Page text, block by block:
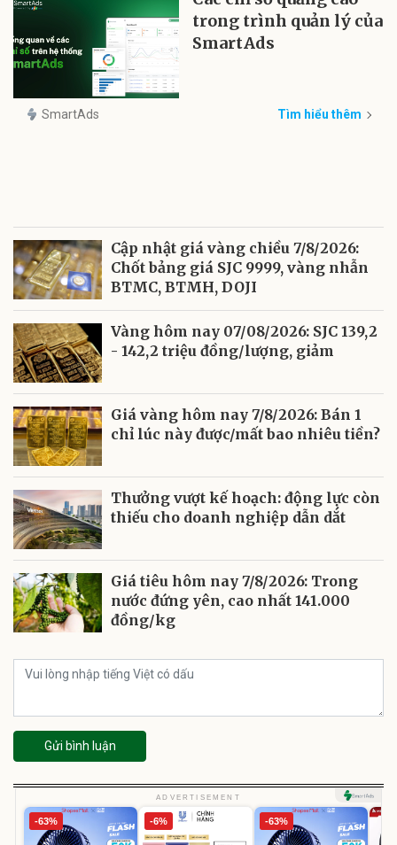
trong trình quản lý của
SmartAds
SmartAds Tìm hiểu thêm
Cập nhật giá vàng chiều 7/8/2026:
Chốt bảng giá SJC 9999, vàng nhẫn
BTMC, BTMH, DOJI
Vàng hôm nay 07/08/2026: SJC 139,2
- 142,2 triệu đồng/lượng, giảm
Giá vàng hôm nay 7/8/2026: Bán 1
chỉ lúc này được/mất bao nhiêu tiền?
Thưởng vượt kế hoạch: động lực còn
thiếu cho doanh nghiệp dẫn dắt
Giá tiêu hôm nay 7/8/2026: Trong
nước đứng yên, cao nhất 141.000
đồng/kg
Gửi bình luận
ADVERTISEMENT
-63% -6% -63%